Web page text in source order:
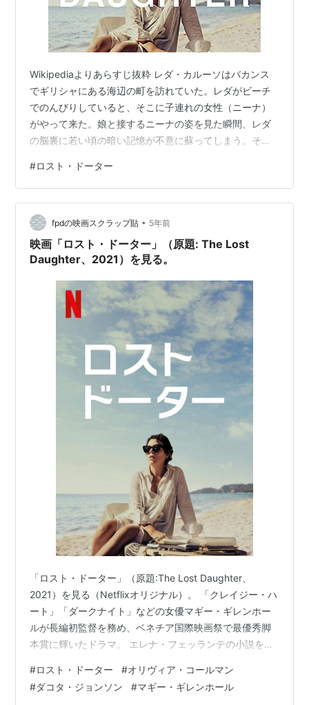
Wikipediaよりあらすじ抜粋 レダ・カルーソはバカンス
でギリシャにある海辺の町を訪れていた。レダがビーチ
でのんびりしていると、そこに子連れの女性（ニーナ）
がやって来た。娘と接するニーナの姿を見た瞬間、レダ
の脳裏に若い頃の暗い記憶が不意に蘇ってしまう。その
恨が纏わりついていた。以下ネタバレあり
#ロスト・ドーター
fpdの映画スクラップ貼 • 5年前
映画「ロスト・ドーター」（原題: The Lost
Daughter、2021）を見る。
「ロスト・ドーター」（原題:The Lost Daughter、
2021）を見る（Netflixオリジナル）。 「クレイジー・ハ
ート」「ダークナイト」などの女優マギー・ギレンホー
ルが長編初監督を務め、ベネチア国際映画祭で最優秀脚
本賞に輝いたドラマ。 エレナ・フェッランテの小説を原
の記憶に苦悩する女性を描く。タイトルから連想される
娘の消失、誘拐などとは関係なかった。 主演は「女王陛
#ロスト・ドーター #オリヴィア・コールマン
#ダコタ・ジョンソン #マギー・ギレンホール